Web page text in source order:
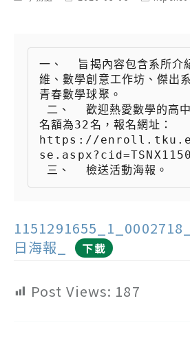
author:
一、  旨揭內容包含系所介
維、數學創意工作坊、傑出
青春數學球聚。
名額為32名，報名網址：
https://
三、  檢送活動海報。
日海報_
下載
Post Views: 187